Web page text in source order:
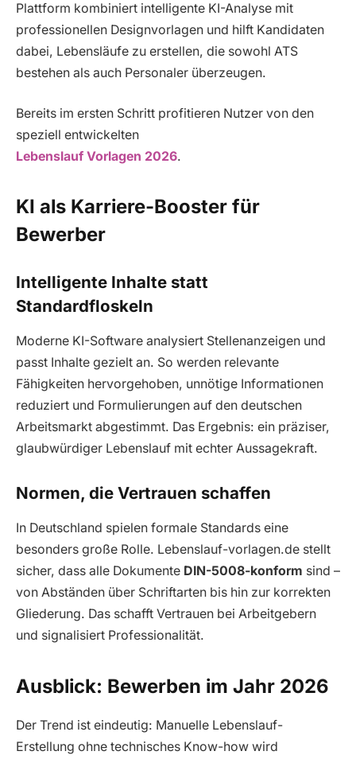
Plattform kombiniert intelligente KI-Analyse mit
professionellen Designvorlagen und hilft Kandidaten
dabei, Lebensläufe zu erstellen, die sowohl ATS
bestehen als auch Personaler überzeugen.
Bereits im ersten Schritt profitieren Nutzer von den
speziell entwickelten
Lebenslauf Vorlagen 2026.
KI als Karriere-Booster für
Bewerber
Intelligente Inhalte statt
Standardfloskeln
Moderne KI-Software analysiert Stellenanzeigen und
passt Inhalte gezielt an. So werden relevante
Fähigkeiten hervorgehoben, unnötige Informationen
reduziert und Formulierungen auf den deutschen
Arbeitsmarkt abgestimmt. Das Ergebnis: ein präziser,
glaubwürdiger Lebenslauf mit echter Aussagekraft.
Normen, die Vertrauen schaffen
In Deutschland spielen formale Standards eine
besonders große Rolle. Lebenslauf-vorlagen.de stellt
sicher, dass alle Dokumente DIN-5008-konform sind –
von Abständen über Schriftarten bis hin zur korrekten
Gliederung. Das schafft Vertrauen bei Arbeitgebern
und signalisiert Professionalität.
Ausblick: Bewerben im Jahr 2026
Der Trend ist eindeutig: Manuelle Lebenslauf-
Erstellung ohne technisches Know-how wird